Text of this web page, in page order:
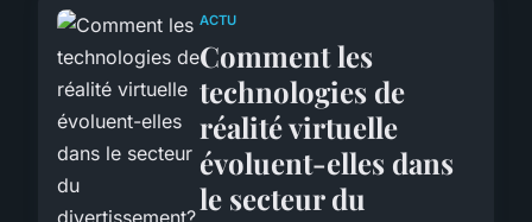
ACTU
Comment les
technologies de
réalité virtuelle
évoluent-elles dans
le secteur du